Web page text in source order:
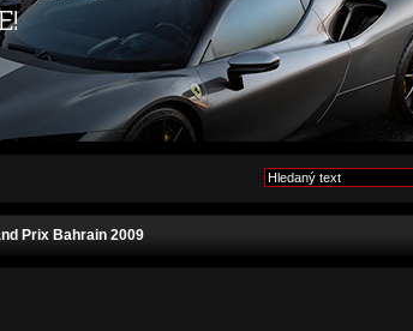
Prix Bahrain 2009